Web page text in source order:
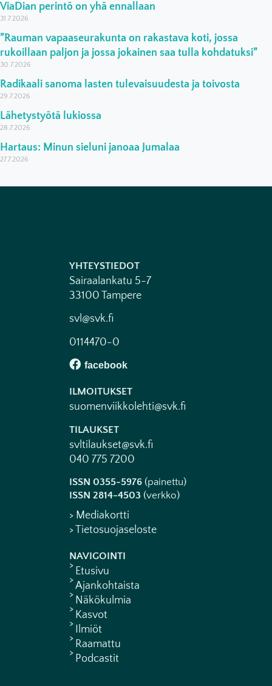
ViaDian perintö on yhä ennallaan
31.7.2026
”Rauman vapaaseurakunta on rakastava koti, jossa
rukoillaan paljon ja jossa jokainen saa tulla kohdatuksi”
30.7.2026
Radikaali sanoma lasten tulevaisuudesta ja toivosta
29.7.2026
Lähetystyötä lukiossa
28.7.2026
Hartaus: Minun sieluni janoaa Jumalaa
27.7.2026
YHTEYSTIEDOT
Sairaalankatu 5-7
33100 Tampere
svl@svk.fi
0114470-0
ILMOITUKSET
suomenviikkolehti@svk.fi
TILAUKSET
svltilaukset@svk.fi
040 775 7200
ISSN 0355-5976 (painettu)
ISSN 2814-4503 (verkko)
> Mediakortti
> Tietosuojaseloste
NAVIGOINTI
Etusivu
Ajankohtaista
Näkökulmia
Kasvot
Ilmiöt
Raamattu
Podcastit